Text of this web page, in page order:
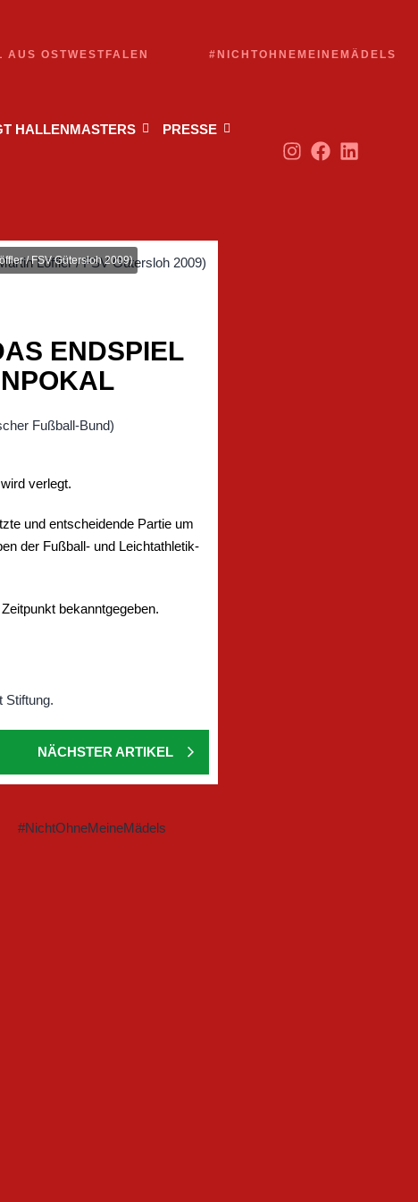
OSTWESTFALEN #NICHTOHNEMEINEMÄDELS
HALLENMASTERS PRESSE
/ FSV Gütersloh 2009)
ENDSPIEL
verlegt.
und entscheidende Partie um
der Fußball- und Leichtathletik-
bekanntgegeben.
NÄCHSTER ARTIKEL